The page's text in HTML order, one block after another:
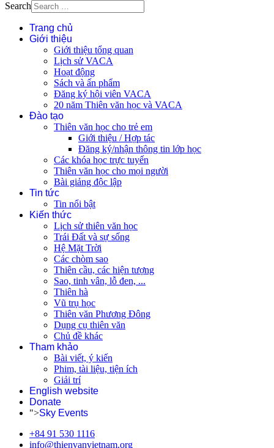
Search
Trang chủ
Giới thiệu
Giới thiệu tổng quan
Lịch sử VACA
Hoạt động
Sách và ấn phẩm
Đăng ký hội viên VACA
20 năm Thiên văn học và VACA
Đào tạo
Thiên văn học cho trẻ em
Giới thiệu / Hợp tác
Đăng ký/nhận thông tin lớp học
Các khóa học trực tuyến
Thiên văn học cho mọi người
Bài giảng độc lập
Tin tức
Tin nổi bật
Kiến thức
Lịch sử thiên văn học
Trái Đất và sự sống
Hệ Mặt Trời
Các chòm sao
Thiên cầu, các hiện tượng
Sao, tinh vân, lỗ đen, ...
Thiên hà
Vũ trụ học
Thiên văn Phương Đông
Dụng cụ thiên văn
Chủ đề khác
Tham khảo
Bài viết, ý kiến
Phim, tài liệu, tiện ích
Giải trí
English website
Donate
">Sky Events
+84 91 530 1116
info@thienvanvietnam.org